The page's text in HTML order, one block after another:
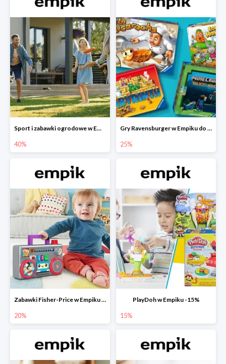
Sport i zabawki ogrodowe w Empiku do -40%
40%
Gry Ravensburger w Empiku do -25%
25%
Zabawki Fisher-Price w Empiku do -20%
20%
PlayDoh w Empiku -15%
15%